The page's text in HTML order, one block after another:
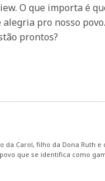
O que importa é
pro nosso
prontos?
da Carol, filho da Dona Ruth
que se identifica como